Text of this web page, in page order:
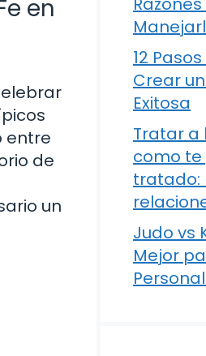
en
entre
de
un
12
Crear
Exitosa
Tratar a
como
tratado:
Judo vs
Mejor